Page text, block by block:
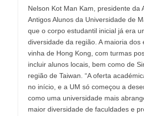
Nelson Kot Man Kam, presidente da
Antigos Alunos da Universidade de
que o corpo estudantil inicial já era
diversidade da região. A maioria dos
vinha de Hong Kong, com turmas
incluir alunos locais, bem como de
região de Taiwan. “A oferta
no início, e a UM só começou a
como uma universidade mais
maior diversidade de faculdades e